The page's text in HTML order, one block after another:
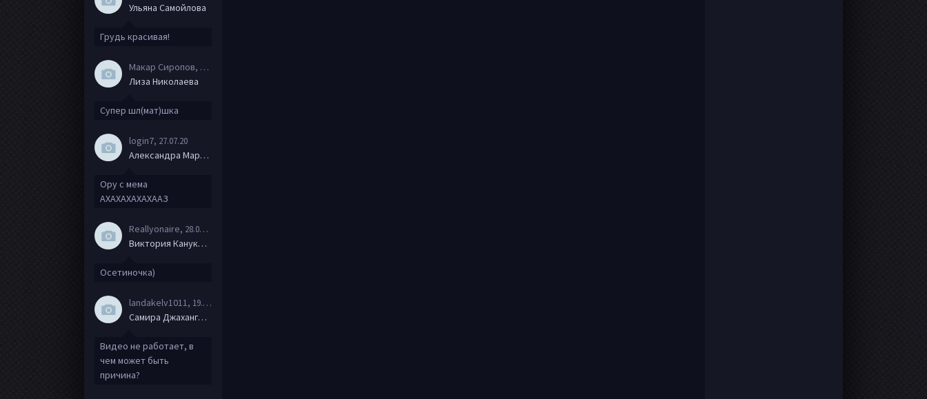
Ульяна Самойлова
Грудь красивая!
Макар Сиропов, 08.08.20
Лиза Николаева
Супер шл(мат)шка
login7, 27.07.20
Александра Маркова
Ору с мема
АХАХАХАХАХААЗ
Reallyonaire, 28.06.20
Виктория Канукова
Осетиночка)
landakelv1011 , 19.06.20
Самира Джахангирова
Видео не работает, в
чем может быть
причина?